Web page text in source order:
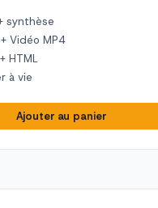
synthèse
Vidéo MP4
HTML
à vie
Ajouter au panier